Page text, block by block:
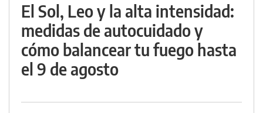
El Sol, Leo y la alta intensidad:
medidas de autocuidado y
cómo balancear tu fuego hasta
el 9 de agosto